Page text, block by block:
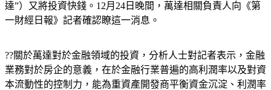
達”）又將投資快錢。12月24日晚間，萬達相關負責人向《第
一財經日報》記者確認瞭這一消息。
??關於萬達對於金融領域的投資，分析人士對記者表示，金融
業務對於房企的意義，在於金融行業普遍的高利潤率以及對資
本流動性的控制力，能為重資產開發商平衡資金沉淀、利潤率